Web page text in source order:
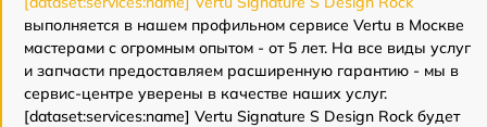
выполняется в нашем профильном сервисе Vertu в Москве
мастерами с огромным опытом - от 5 лет. На все виды услуг
и запчасти предоставляем расширенную гарантию - мы в
сервис-центре уверены в качестве наших услуг.
[dataset:services:name] Vertu Signature S Design Rock будет